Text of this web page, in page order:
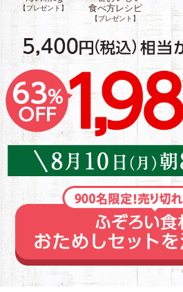
【プレゼント】
食べ方レシピ
【プレゼント】